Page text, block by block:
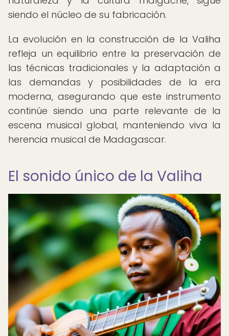
siendo el núcleo de su fabricación.
La evolución en la construcción de la Valiha
refleja un equilibrio entre la preservación de
las técnicas tradicionales y la adaptación a
las demandas y posibilidades de la era
moderna, asegurando que este instrumento
continúe siendo una parte relevante de la
escena musical global, manteniendo viva la
herencia musical de Madagascar.
El sonido único de la Valiha